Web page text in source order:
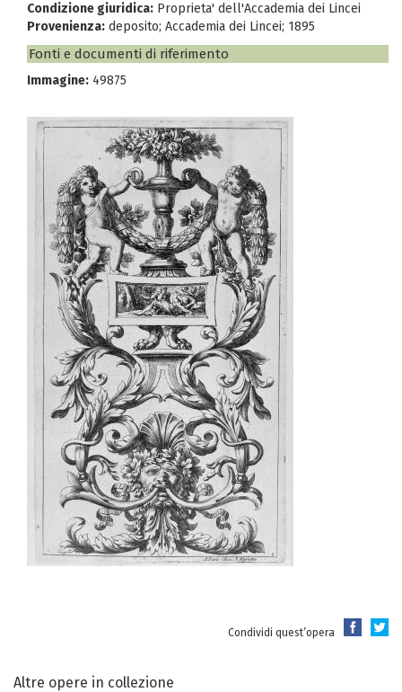
Condizione giuridica: Proprieta' dell'Accademia dei Lincei
Provenienza: deposito; Accademia dei Lincei; 1895
Fonti e documenti di riferimento
Immagine: 49875
Condividi quest’opera
Altre opere in collezione